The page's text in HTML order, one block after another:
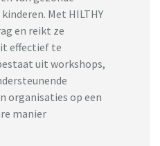
Met HILTHY
en reikt ze
effectief te
uit workshops,
organisaties op een
manier